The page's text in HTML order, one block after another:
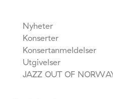
Nyheter
Konserter
Konsertanmeldelser
Utgivelser
JAZZ OUT OF